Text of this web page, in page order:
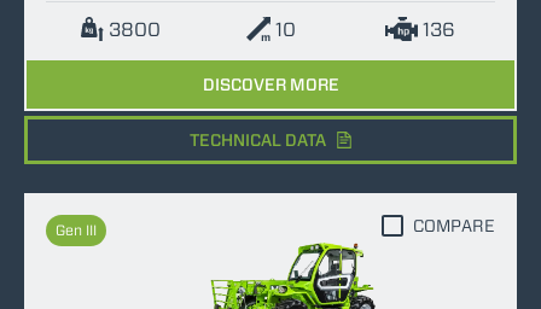
3800 10 136
DISCOVER MORE
TECHNICAL DATA
Gen III COMPARE